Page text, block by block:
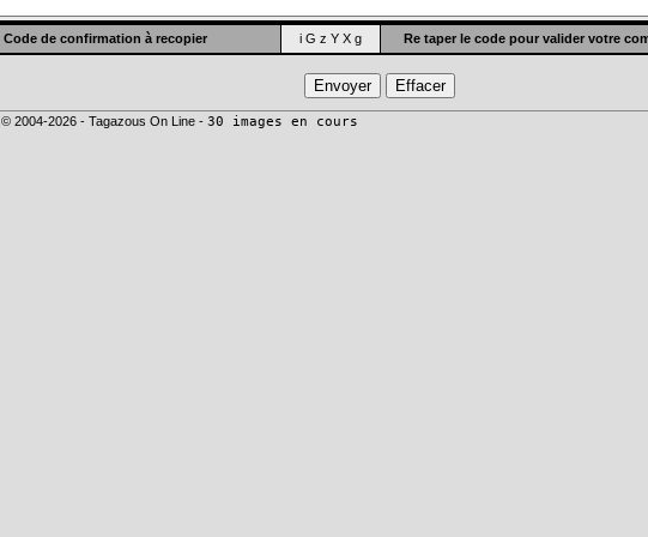
Code de confirmation à recopier i G z Y X g Re taper le code pour valider votre
© 2004-2026 - Tagazous On Line - 30 images en cours